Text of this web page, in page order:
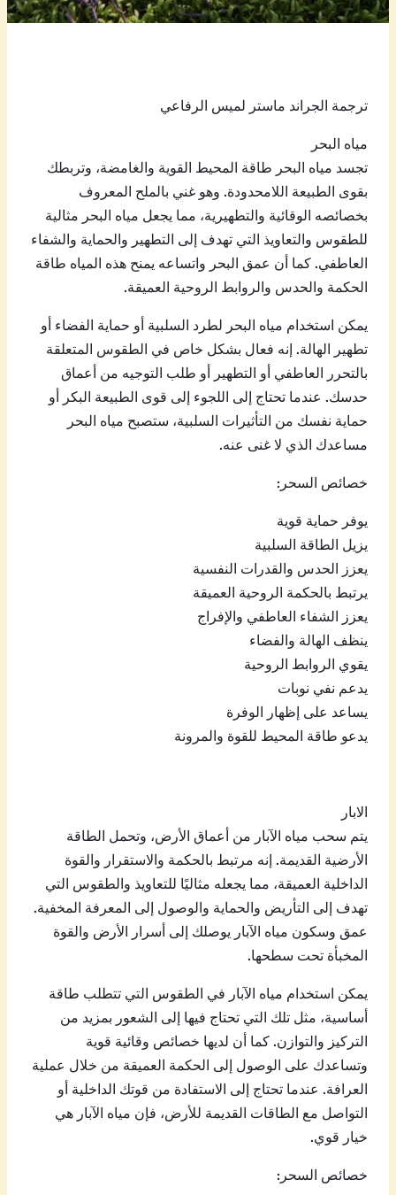
ترجمة الجراند ماستر لميس الرفاعي
مياه البحر
تجسد مياه البحر طاقة المحيط القوية والغامضة، وتربطك
بقوى الطبيعة اللامحدودة. وهو غني بالملح المعروف
بخصائصه الوقائية والتطهيرية، مما يجعل مياه البحر مثالية
للطقوس والتعاويذ التي تهدف إلى التطهير والحماية والشفاء
العاطفي. كما أن عمق البحر واتساعه يمنح هذه المياه طاقة
الحكمة والحدس والروابط الروحية العميقة.
يمكن استخدام مياه البحر لطرد السلبية أو حماية الفضاء أو
تطهير الهالة. إنه فعال بشكل خاص في الطقوس المتعلقة
بالتحرر العاطفي أو التطهير أو طلب التوجيه من أعماق
حدسك. عندما تحتاج إلى اللجوء إلى قوى الطبيعة البكر أو
حماية نفسك من التأثيرات السلبية، ستصبح مياه البحر
مساعدك الذي لا غنى عنه.
خصائص السحر:
يوفر حماية قوية
يزيل الطاقة السلبية
يعزز الحدس والقدرات النفسية
يرتبط بالحكمة الروحية العميقة
يعزز الشفاء العاطفي والإفراج
ينظف الهالة والفضاء
يقوي الروابط الروحية
يدعم نفي نوبات
يساعد على إظهار الوفرة
يدعو طاقة المحيط للقوة والمرونة
الابار
يتم سحب مياه الآبار من أعماق الأرض، وتحمل الطاقة
الأرضية القديمة. إنه مرتبط بالحكمة والاستقرار والقوة
الداخلية العميقة، مما يجعله مثاليًا للتعاويذ والطقوس التي
تهدف إلى التأريض والحماية والوصول إلى المعرفة المخفية.
عمق وسكون مياه الآبار يوصلك إلى أسرار الأرض والقوة
المخبأة تحت سطحها.
يمكن استخدام مياه الآبار في الطقوس التي تتطلب طاقة
أساسية، مثل تلك التي تحتاج فيها إلى الشعور بمزيد من
التركيز والتوازن. كما أن لديها خصائص وقائية قوية
وتساعدك على الوصول إلى الحكمة العميقة من خلال عملية
العرافة. عندما تحتاج إلى الاستفادة من قوتك الداخلية أو
التواصل مع الطاقات القديمة للأرض، فإن مياه الآبار هي
خيار قوي.
خصائص السحر: